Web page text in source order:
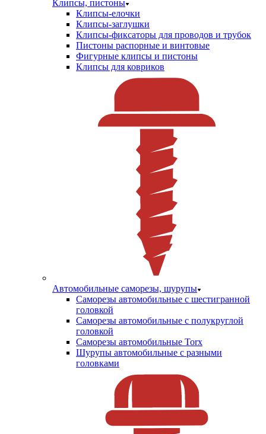
Клипсы, пистоны
Клипсы-елочки
Клипсы-заглушки
Клипсы-фиксаторы для проводов и трубок
Пистоны распорные и винтовые
Фигурные клипсы и пистоны
Клипсы для ковриков
Автомобильные саморезы, шурупы
Саморезы автомобильные с шестигранной
головкой
Саморезы автомобильные с полукруглой
головкой
Саморезы автомобильные Torx
Шурупы автомобильные с разными
головками